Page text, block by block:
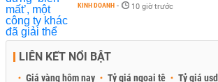
KINH DOANH - 10 giờ trước
LIÊN KẾT NỔI BẬT
Giá vàng hôm nay Tỷ giá ngoại tệ Tỷ giá usd